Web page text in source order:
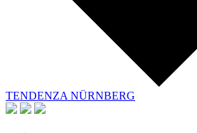
TENDENZA NÜRNBERG